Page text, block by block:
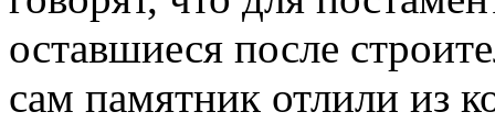
оставшиеся после
сам памятник отлили из